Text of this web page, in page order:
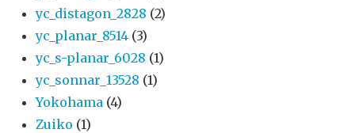
yc_distagon_2828 (2)
yc_planar_8514 (3)
yc_s-planar_6028 (1)
yc_sonnar_13528 (1)
Yokohama (4)
Zuiko (1)